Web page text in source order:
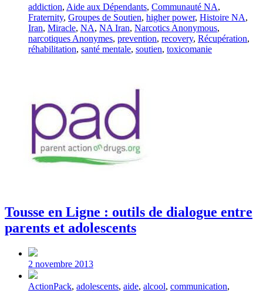
Tagged
with
addiction, Aide aux Dépendants, Communauté NA,
Fraternity, Groupes de Soutien, higher power, Histoire NA,
Iran, Miracle, NA, NA Iran, Narcotics Anonymous,
narcotiques Anonymes, prevention, recovery, Récupération,
réhabilitation, santé mentale, soutien, toxicomanie
Tousse en Ligne : outils de dialogue entre
parents et adolescents
Post
date
2 novembre 2013
Tagged
ActionPack, adolescents, aide, alcool, communication,